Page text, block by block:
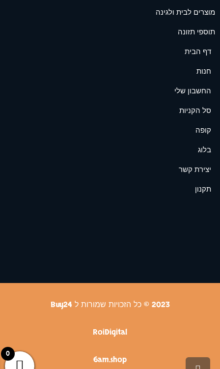
מוצרים לבית ולגינה
תוספי תזונה
דף הבית
חנות
החשבון שלי
סל הקניות
קופה
בלוג
יצירת קשר
תקנון
2023 © כל הזכויות שמורות ל Buy24
RoiDigital
6am.shop
0